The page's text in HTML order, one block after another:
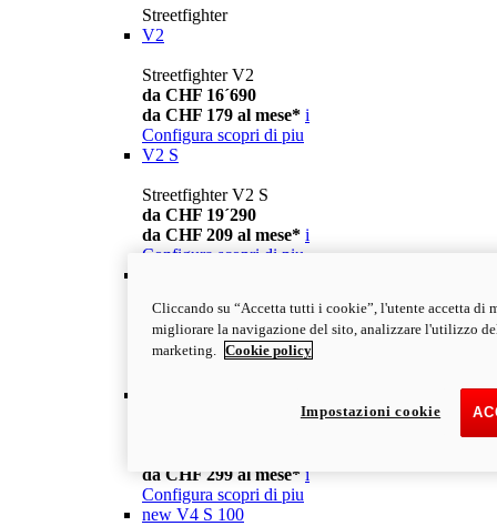
Streetfighter
V2
Streetfighter V2
da CHF 16´690
da CHF 179 al mese* i
Configura scopri di piu
V2 S
Streetfighter V2 S
da CHF 19´290
da CHF 209 al mese* i
Configura scopri di piu
Streetfighter V4
da CHF 25´290
da CHF 269 al mese* i
da CHF 299 al mese* i
Configura scopri di piu
new V4 S 100
Cliccando su “Accetta tutti i cookie”, l'utente accetta di
migliorare la navigazione del sito, analizzare l'utilizzo
marketing. Cookie policy
Impostazioni cookie